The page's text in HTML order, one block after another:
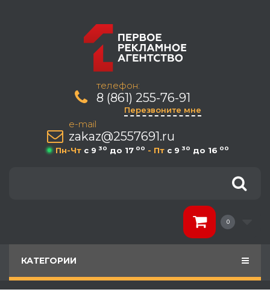
телефон:
8 (861) 255-76-91
Перезвоните мне
e-mail
zakaz@2557691.ru
Пн-Чт c 9 30 до 17 00 - Пт c 9 30 до 16 00
0
КАТЕГОРИИ